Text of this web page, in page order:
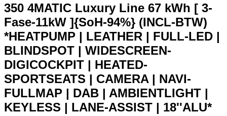
350 4MATIC Luxury Line 67 kWh [ 3-
Fase-11kW ]{SoH-94%} (INCL-BTW)
*HEATPUMP | LEATHER | FULL-LED |
BLINDSPOT | WIDESCREEN-
DIGICOCKPIT | HEATED-
SPORTSEATS | CAMERA | NAVI-
FULLMAP | DAB | AMBIENTLIGHT |
KEYLESS | LANE-ASSIST | 18''ALU*